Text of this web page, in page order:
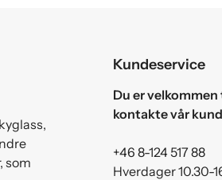
som
Kundeservice
Du er velkommen
kontakte vår
+46 8-124 517 88
Hverdager 10.30-